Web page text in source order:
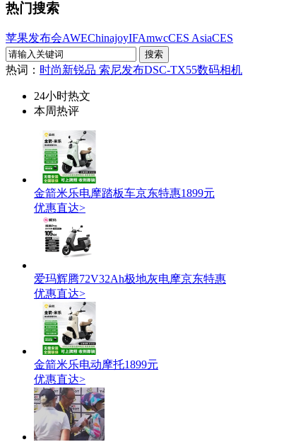
热门搜索
苹果发布会AWEChinajoyIFAmwcCES AsiaCES
热词： 时尚新锐品 索尼发布DSC-TX55数码相机
24小时热文
本周热评
金箭米乐电摩踏板车京东特惠1899元
优惠直达>
爱玛辉腾72V32Ah极地灰电摩京东特惠
优惠直达>
金箭米乐电动摩托1899元
优惠直达>